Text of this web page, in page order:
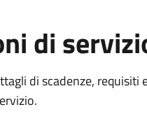
di
di scadenze,